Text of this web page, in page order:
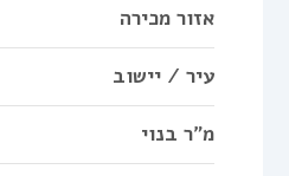
אזור מכירה
עיר / יישוב
מ"ר בנוי